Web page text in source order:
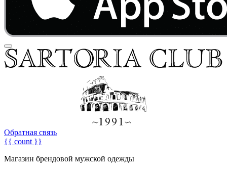
Обратная связь
{{ count }}
Магазин брендовой мужской одежды